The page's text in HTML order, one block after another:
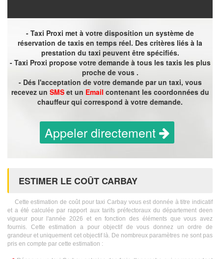
- Taxi Proxi met à votre disposition un système de
réservation de taxis en temps réel. Des critères liés à la
prestation du taxi peuvent être spécifiés.
- Taxi Proxi propose votre demande à tous les taxis les plus
proche de vous .
- Dés l'acceptation de votre demande par un taxi, vous
recevez un SMSet un Email contenant les coordonnées du
chauffeur qui correspond à votre demande.
Appeler directement
ESTIMER LE COÛT CARBAY
Cette estimation de coût pour taxi Carbay vous est donnée à titre indicatif
et a été calculée par rapport aux tarifs préfectoraux du département deen
vigueur pour l'année 2026 et en fonction des éléments que vous avez
fournis. Cette estimation a pour objectif de vous donnez un ordre de
grandeur et uniquement cet objectif là. De nombreux paramètres ne sont pas
pris en compte par cette estimation :